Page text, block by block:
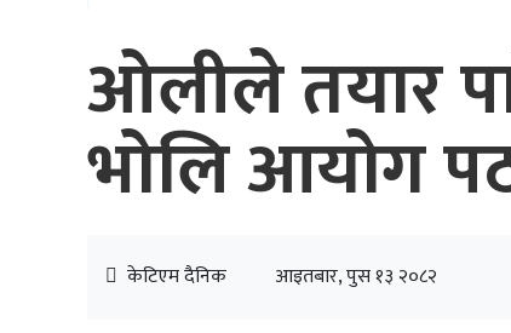
ओलीले तयार
भोलि आयोग
केटिएम दैनिक आइतबार, पुस १३ २०८२